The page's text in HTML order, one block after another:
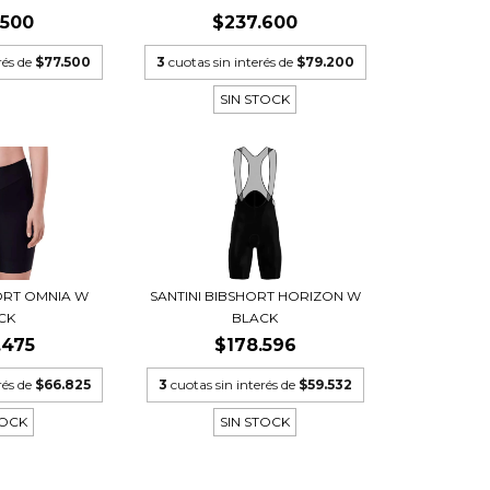
de $77.500
$237.600
3 cuotas sin interés de $79.200
SIN STOCK
OMNIA W
de $66.825
SANTINI BIBSHORT HORIZON W
BLACK
$178.596
3 cuotas sin interés de $59.532
SIN STOCK